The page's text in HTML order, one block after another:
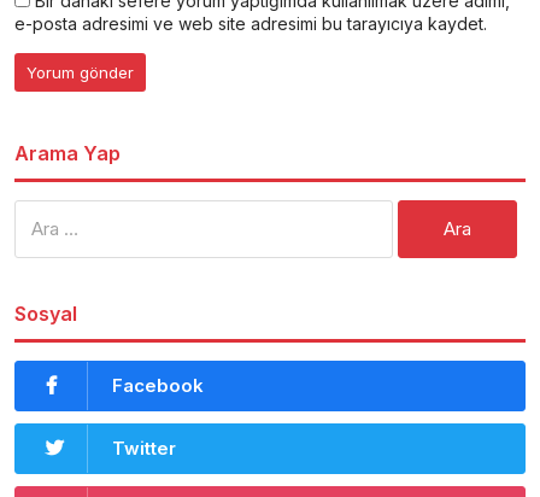
e-posta adresimi ve web site adresimi bu tarayıcıya kaydet.
Arama Yap
Sosyal
Facebook
Twitter